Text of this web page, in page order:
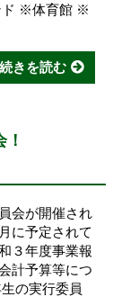
ド ※体育館 ※
続きを読む
会が開催され
に予定されて
３年度事業報
計予算等につ
の実行委員